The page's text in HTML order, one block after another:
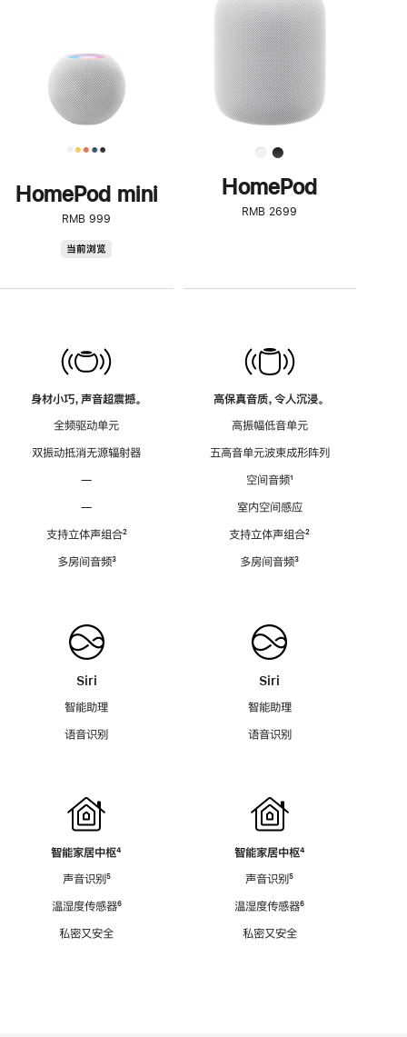
HomePod mini
RMB 999
当前浏览
身材小巧，声音超震撼。
全频驱动单元
双振动抵消无源辐射器
—
—
支持立体声组合脚
²
多房间音频脚
³
Siri
智能助理
语音识别
智能家居中枢脚
⁴
声音识别脚
⁵
温湿度传感器脚
⁶
私密又安全
了
解
HomePod<
HomePod
RMB 2699
高保真音质，令人沉浸。
高振幅低音单元
五高音单元波束成形阵列
空间音频脚
¹
室内空间感应
支持立体声组合脚
²
多房间音频脚
³
Siri
智能助理
语音识别
智能家居中枢脚
⁴
声音识别脚
⁵
温湿度传感器脚
⁶
私密又安全